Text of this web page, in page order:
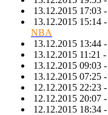
13.12.2015 17:03 -
13.12.2015 15:14 -
NBA
13.12.2015 13:44 -
13.12.2015 11:21 -
13.12.2015 09:03 -
13.12.2015 07:25 -
12.12.2015 22:23 -
12.12.2015 20:07 -
12.12.2015 18:34 -